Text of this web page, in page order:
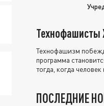
Технофашисты
Технофашизм
программа
тогда, когда
ПОСЛЕДНИЕ